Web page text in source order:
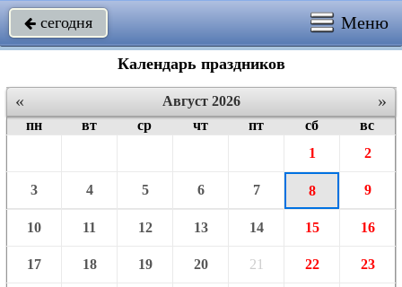
 сегодня Меню
Календарь праздников
« »
Август 2026
пн
вт ср чт пт сб
вс
1
2
3 4 5 6 7 8 9
10 11 12 13 14 15 16
17 18 19 20 21 22 23